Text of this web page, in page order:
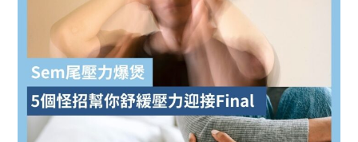
計算
機
學生
故事
大專
生筍
工推
介
問題
學生
福利
uFina
聯絡